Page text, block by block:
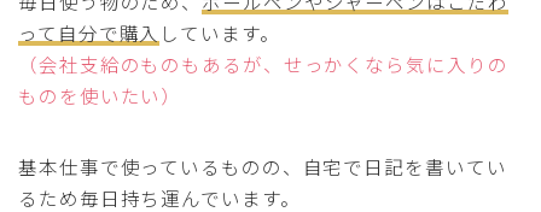
って自分で購入 しています。
（会社支給のものもあるが、せっかくなら気に入りの
ものを使いたい）
基本仕事で使っているものの、自宅で日記を書いてい
るため毎日持ち運んでいます。